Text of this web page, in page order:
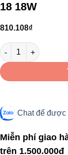
18 18W
810.108₫
Đèn led âm trần
Chat để được
Miễn phí giao
trên 1.500.000đ